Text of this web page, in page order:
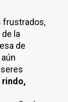
frustrados,
la
de
rindo,